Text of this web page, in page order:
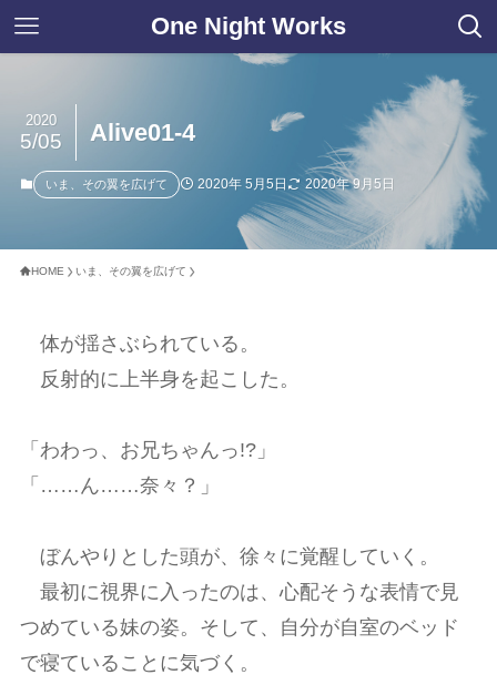
One Night Works
Alive01-4
2020
5/05
いま、その翼を広げて 2020年 5月5日 2020年 9月5日
HOME いま、その翼を広げて
体が揺さぶられている。
反射的に上半身を起こした。
「わわっ、お兄ちゃんっ!?」
「……ん……奈々？」
ぼんやりとした頭が、徐々に覚醒していく。
最初に視界に入ったのは、心配そうな表情で見
つめている妹の姿。そして、自分が自室のベッド
で寝ていることに気づく。